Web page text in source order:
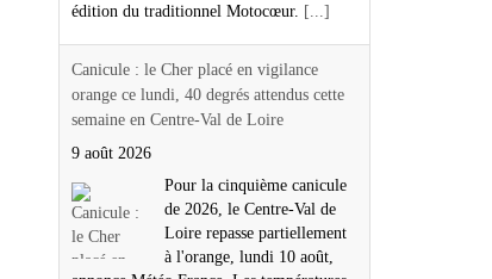
édition du traditionnel Motocœur. [...]
Canicule : le Cher placé en vigilance
orange ce lundi, 40 degrés attendus cette
semaine en Centre-Val de Loire
9 août 2026
Pour la cinquième canicule
de 2026, le Centre-Val de
Loire repasse partiellement
à l'orange, lundi 10 août,